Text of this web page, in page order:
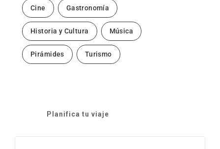
Cine Gastronomía
Historia y Cultura Música
Pirámides Turismo
Planifica tu viaje